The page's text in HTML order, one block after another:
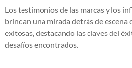
Los testimonios de las marcas y los
brindan una mirada detrás de escena
exitosas, destacando las claves del
desafíos encontrados.